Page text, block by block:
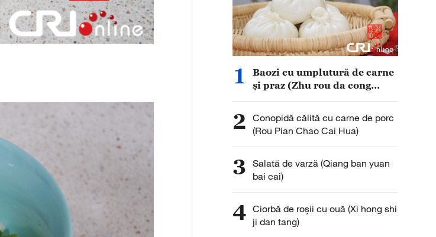
1
Baozi cu umplutură de carne
și praz (Zhu rou da cong
2 Conopidă călită cu carne de porc
(Rou Pian Chao Cai Hua)
3 Salată de varză (Qiang ban yuan
bai cai)
4 Ciorbă de roşii cu ouă (Xi hong shi
ji dan tang)